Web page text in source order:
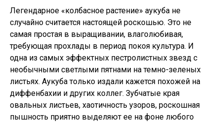
Легендарное «колбасное растение» аукуба не
случайно считается настоящей роскошью. Это не
самая простая в выращивании, влаголюбивая,
требующая прохлады в период покоя культура. И
одна из самых эффектных пестролистных звезд с
необычными светлыми пятнами на темно-зеленых
листьях. Аукуба только издали кажется похожей на
диффенбахии и других коллег. Зубчатые края
овальных листьев, хаотичность узоров, роскошная
пышность приятно выделяют ее на фоне любого